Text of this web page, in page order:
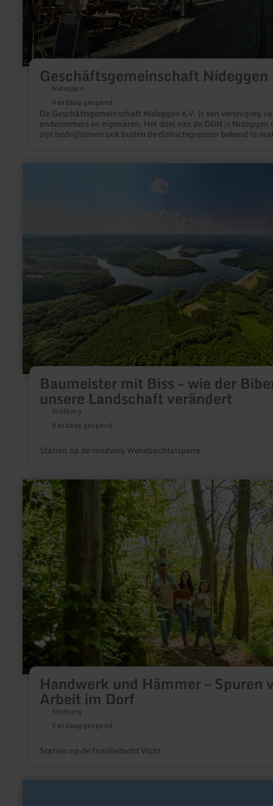
Geschäftsgemeinschaft Nideggen
Nideggen
Vandaag geopend
De Geschäftsgemeinschaft Nideggen e.V. is een vereniging
ondernemers en eigenaren. Het doel van de GGN is Nideggen
zijn bedrijfsleven ook buiten de districtsgrenzen bekend te
Baumeister mit Biss – wie der
unsere Landschaft verändert
Stolberg
Vandaag geopend
Station op de rondweg Wehebachtalsperre
Landschaft
Handwerk und Hämmer – Spuren
Arbeit im Dorf
Stolberg
Vandaag geopend
Station op de familietocht Vicht
meer
informatie
over:
Handwerk
und
Hämmer
–
Spuren
von
Arbeit
im
Dorf